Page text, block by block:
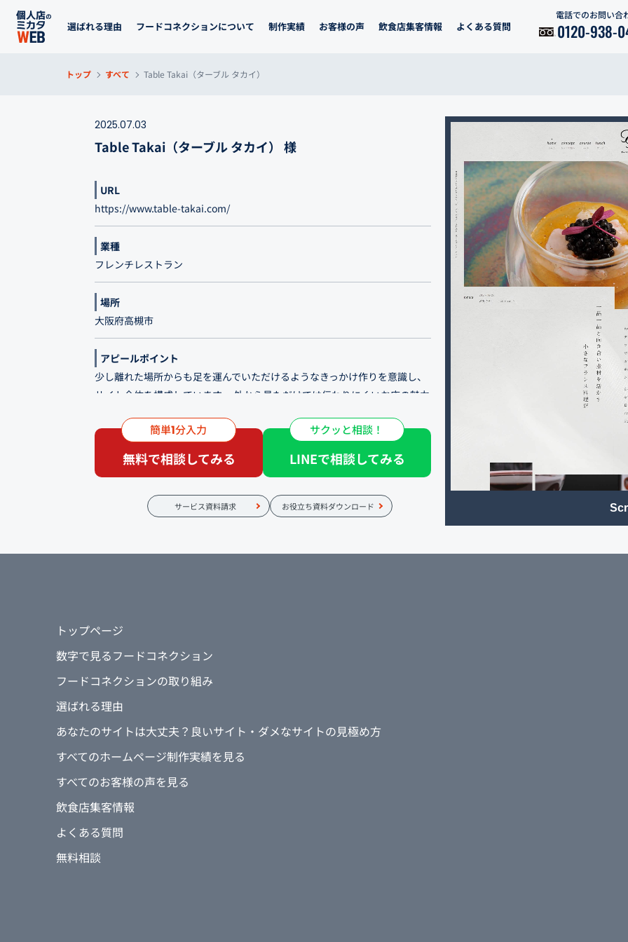
選ばれる理由 フードコネクションについて 制作実績 お客様の声 飲食店集客情報 よくある質問
電話でのお問い合
0120-938-
トップ すべて Table Takai（ターブル タカイ）
2025.07.03
Table Takai（ターブル タカイ） 様
URL
https://www.table-takai.com/
業種
フレンチレストラン
場所
大阪府高槻市
アピールポイント
少し離れた場所からも足を運んでいただけるようなきっかけ作りを意識し、
サイト全体を構成しています。 外から見ただけでは伝わりにくいお店の魅力
現。 高槻市内以外の方にも認知を広げるため、検索対策も行っています。
白を基調とした店内には、ドライフラワーをさりげなくあしらい、落ち着い
と、7名様より貸切も承りますので、記念日や誕生日といった特別なお席に
もぜひお役立てください。
簡単1分入力
無料で相談してみる
サクッと相談！
LINEで相談してみる
サービス資料請求 お役立ち資料ダウンロード
トップページ
数字で見るフードコネクション
フードコネクションの取り組み
選ばれる理由
あなたのサイトは大丈夫？良いサイト・ダメなサイトの見極め方
すべてのホームページ制作実績を見る
すべてのお客様の声を見る
飲食店集客情報
よくある質問
無料相談